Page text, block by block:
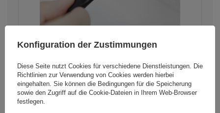
Hohe Tragbarkeit dank
kompakter Größe
Konfiguration der Zustimmungen
Diese Seite nutzt Cookies für verschiedene Dienstleistungen. Die
Richtlinien zur Verwendung von Cookies werden hierbei
eingehalten. Sie können die Bedingungen für die Speicherung
sowie den Zugriff auf die Cookie-Dateien in Ihrem Web-Browser
festlegen.